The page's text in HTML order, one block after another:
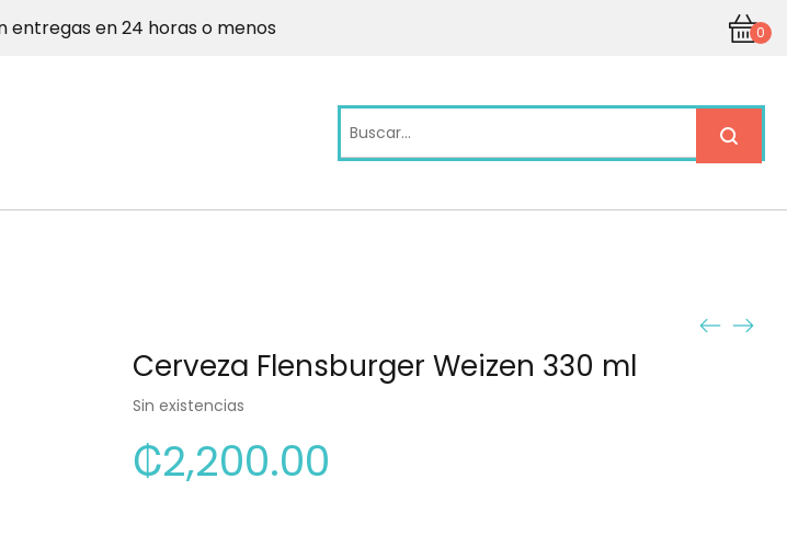
entregas en 24 horas o menos 0
Cerveza Flensburger Weizen 330 ml
Sin existencias
₡2,200.00